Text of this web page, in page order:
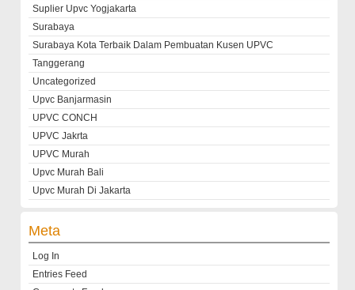
Suplier Upvc Yogjakarta
Surabaya
Surabaya Kota Terbaik Dalam Pembuatan Kusen UPVC
Tanggerang
Uncategorized
Upvc Banjarmasin
UPVC CONCH
UPVC Jakrta
UPVC Murah
Upvc Murah Bali
Upvc Murah Di Jakarta
Meta
Log In
Entries Feed